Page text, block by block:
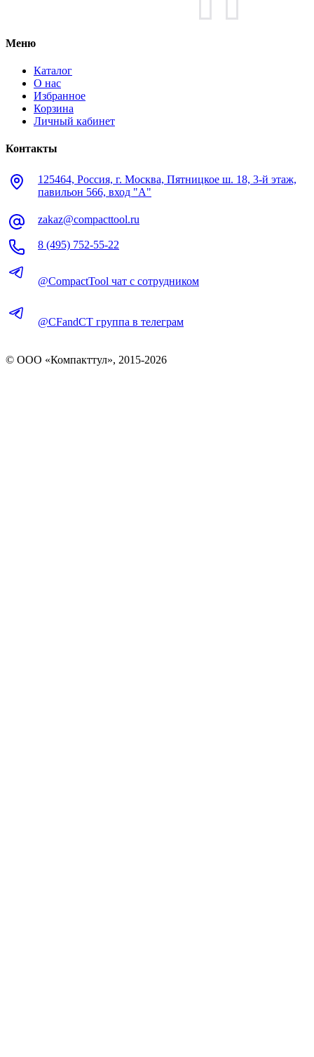
Меню
Каталог
О нас
Избранное
Корзина
Личный кабинет
Контакты
125464, Россия, г. Москва, Пятницкое ш. 18, 3-й этаж,
павильон 566, вход "А"
zakaz@compacttool.ru
8 (495) 752-55-22
@CompactTool чат с сотрудником
@CFandCT группа в телеграм
© OOO «Компакттул», 2015-2026